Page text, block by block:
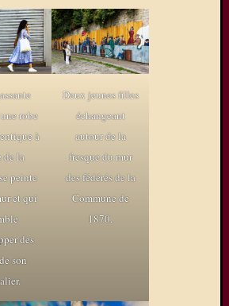
robe
à
de la
peinte
et qui
des
son
Deux jeunes filles
échangeant
autour de la
fresque du mur
des fédérés de la
Commune de
1870.